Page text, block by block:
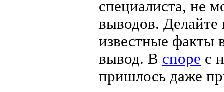
специалиста, не
выводов.
известные факты
вывод. В споре с
пришлось даже